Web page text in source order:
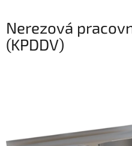
Nerezová
(KPDDV)